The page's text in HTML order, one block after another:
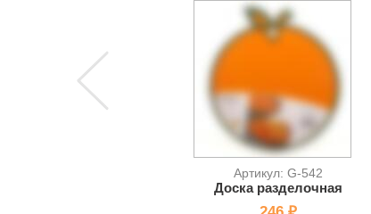
Артикул: G-542
Доска разделочная